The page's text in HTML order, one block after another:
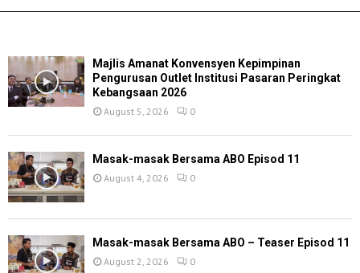
Majlis Amanat Konvensyen Kepimpinan
Pengurusan Outlet Institusi Pasaran Peringkat
Kebangsaan 2026
August 5, 2026 0
Masak-masak Bersama ABO Episod 11
August 4, 2026 0
Masak-masak Bersama ABO – Teaser Episod 11
August 2, 2026 0